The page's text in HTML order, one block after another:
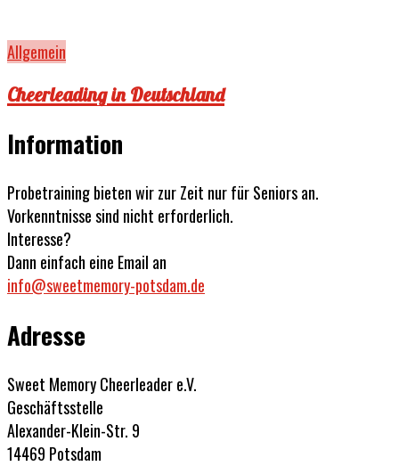
Allgemein
Cheerleading in Deutschland
Information
Probetraining bieten wir zur Zeit nur für Seniors an.
Vorkenntnisse sind nicht erforderlich.
Interesse?
Dann einfach eine Email an
info@sweetmemory-potsdam.de
Adresse
Sweet Memory Cheerleader e.V.
Geschäftsstelle
Alexander-Klein-Str. 9
14469 Potsdam